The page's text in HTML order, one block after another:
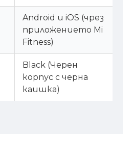
Android и iOS (чрез
приложението Mi
Fitness)
Black (Черен
корпус с черна
каишка)